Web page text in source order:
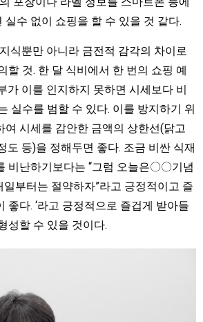
실수 없이 쇼핑을 할 수 있을 것 같다.
식뿐만 아니라 금전적 감각의 차이로
할 것. 한 달 식비에서 한 번의 쇼핑 예
가 이를 인지하지 못하면 시세보다 비
실수를 범할 수 있다. 이를 방지하기 위
여 시세를 감안한 금액의 상한선(닭고
도 등)을 정해두면 좋다. 조금 비싼 식재
비난하기보다는 “그럼 오늘은〇〇기념
일부터는 절약하자”라고 긍정적이고 즐
좋다. ‘라고 긍정적으로 즐겁게 받아들
성할 수 있을 것이다.